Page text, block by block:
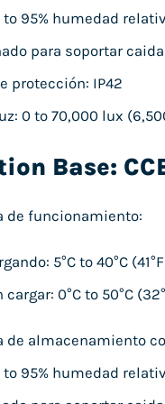
to 95% humedad
para soportar
protección: IP42
0 to 70,000 lux
Base:
de funcionamiento:
5°C to 40°C
cargar: 0°C to 50°C
de almacenamiento
to 95% humedad